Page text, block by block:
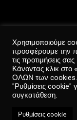
Χρησιμοποιούμε
προσφέρουμε την
τις προτιμήσεις
Κάνοντας κλικ στο
ΟΛΩΝ των cookies.
"Ρυθμίσεις cookie"
συγκατάθεση.
Ρυθμίσεις cookie